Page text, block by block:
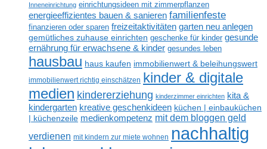
Inneneinrichtung einrichtungsideen mit zimmerpflanzen
energieeffizientes bauen & sanieren familienfeste
finanzieren oder sparen freizeitaktivitäten garten neu anlegen
gemütliches zuhause einrichten geschenke für kinder gesunde
ernährung für erwachsene & kinder gesundes leben
hausbau haus kaufen immobilienwert & beleihungswert
immobilienwert richtig einschätzen
kinder & digitale
medien kindererziehung kinderzimmer einrichten kita &
kindergarten kreative geschenkideen küchen | einbauküchen
| küchenzeile medienkompetenz mit dem bloggen geld
verdienen mit kindern zur miete wohnen nachhaltig